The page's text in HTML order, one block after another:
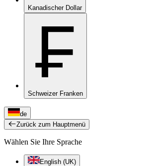
Kanadischer Dollar
₣
Schweizer Franken
de
Zurück zum Hauptmenü
Wählen Sie Ihre Sprache
English (UK)